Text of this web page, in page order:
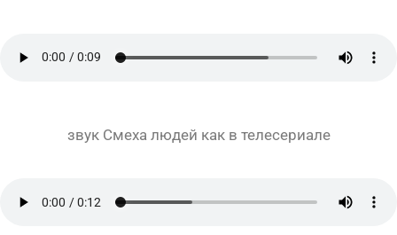
звук Смеха людей как в телесериале